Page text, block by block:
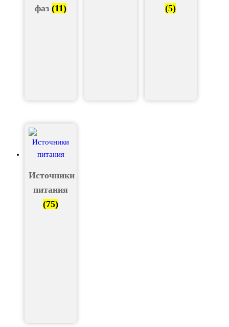
фаз(11)
(5)
Источники
питания
(75)